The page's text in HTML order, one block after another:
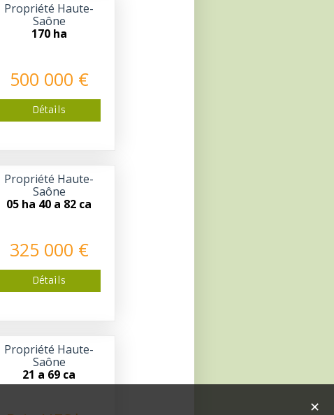
Propriété Haute-
Saône
170 ha
500 000 €
Détails
Propriété Haute-
Saône
05 ha 40 a 82 ca
325 000 €
Détails
Propriété Haute-
Saône
21 a 69 ca
✕